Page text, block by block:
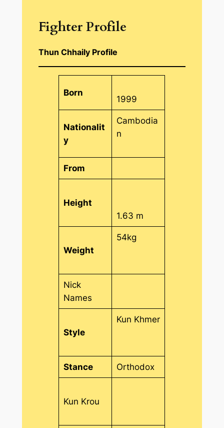
Fighter Profile
Thun Chhaily Profile
Born
1999
Nationalit
y
Cambodia
n
From
Height
1.63 m
Weight
54kg
Nick
Names
Style
Kun Khmer
Stance Orthodox
Kun Krou